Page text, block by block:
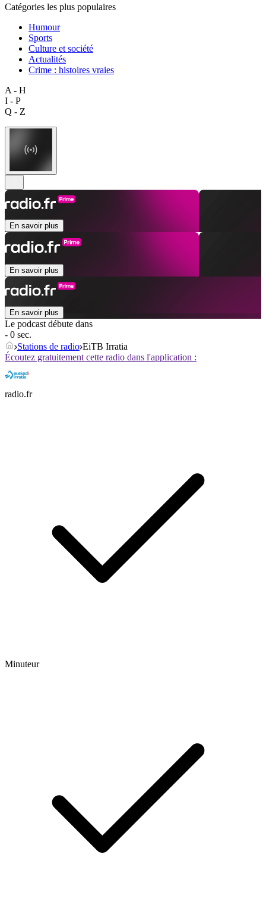
Catégories les plus populaires
Humour
Sports
Culture et société
Actualités
Crime : histoires vraies
A - H
I - P
Q - Z
En savoir plus
En savoir plus
En savoir plus
Le podcast débute dans
- 0 sec.
Stations de radio EiTB Irratia
Écoutez gratuitement cette radio dans l'application :
radio.fr
Minuteur